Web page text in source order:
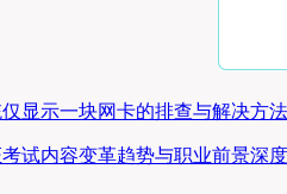
显示一块网卡的排查与解决方法
试内容变革趋势与职业前景深